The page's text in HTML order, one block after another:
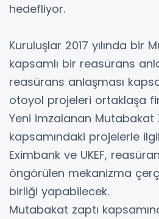
hedefliyor.
Kuruluşlar 2017 yılında bir
kapsamlı bir reasürans
reasürans anlaşması
otoyol projeleri ortaklaşa
Yeni imzalanan Mutabakat
kapsamındaki projelerle
Eximbank ve UKEF,
öngörülen mekanizma
birliği yapabilecek.
Mutabakat zaptı